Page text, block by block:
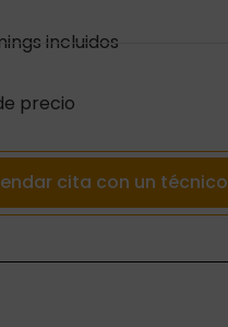
incluidos
precio
cita con un técnico